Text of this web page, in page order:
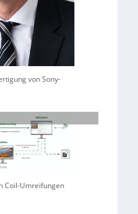
von Sony-
Coil-Umreifungen